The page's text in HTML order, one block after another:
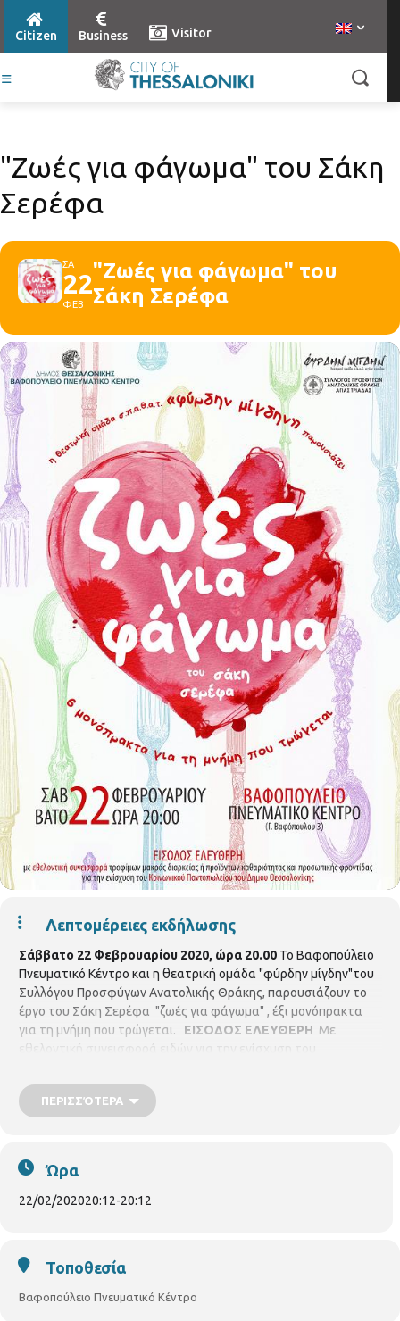
Citizen Business Visitor
"Ζωές για φάγωμα" του Σάκη
Σερέφα
ΣΑ
22
ΦΕΒ
"Ζωές για φάγωμα" του
Σάκη Σερέφα
Λεπτομέρειες εκδήλωσης
Σάββατο 22 Φεβρουαρίου 2020, ώρα 20.00 Το Βαφοπούλειο
Πνευματικό Κέντρο και η θεατρική ομάδα "φύρδην μίγδην"του
Συλλόγου Προσφύγων Ανατολικής Θράκης, παρουσιάζουν το
έργο του Σάκη Σερέφα "ζωές για φάγωμα" , έξι μονόπρακτα
για τη μνήμη που τρώγεται. ΕΙΣΟΔΟΣ ΕΛΕΥΘΕΡΗ Με
εθελοντική συνεισφορά ειδών για την ενίσχυση του
ΠΕΡΙΣΣΌΤΕΡΑ
Ώρα
22/02/202020:12-20:12
Τοποθεσία
Βαφοπούλειο Πνευματικό Κέντρο